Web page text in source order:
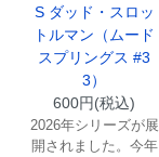
S ダッド・スロッ
トルマン（ムード
スプリングス #3
3）
600円(税込)
2026年シリーズが展
開されました。今年